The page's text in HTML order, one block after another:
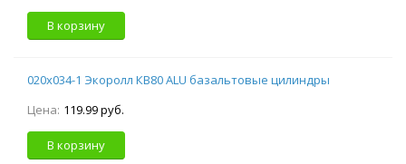
В корзину
020х034-1 Экоролл КВ80 ALU базальтовые цилиндры
Цена: 119.99 руб.
В корзину